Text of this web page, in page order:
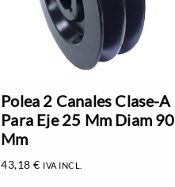
Polea 2 Canales Clase-A
Para Eje 25 Mm Diam 90
Mm
43,18€ IVA INCL.